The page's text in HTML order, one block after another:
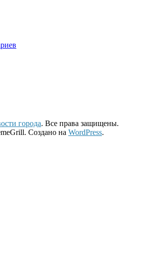
города. Все права защищены.
Создано на WordPress.